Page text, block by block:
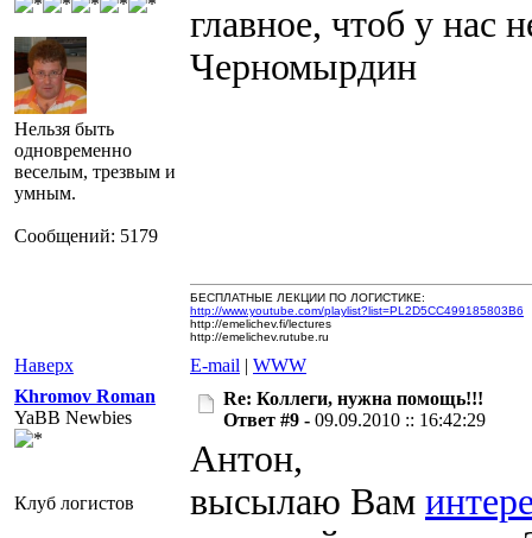
Нельзя быть
одновременно
веселым, трезвым и
умным.
Сообщений: 5179
главное, чтоб у нас
Черномырдин
Наверх
БЕСПЛАТНЫЕ ЛЕКЦИИ ПО ЛОГИСТИКЕ:
http://www.youtube.com/playlist?list=PL2D5CC499185803B6
http://emelichev.fi/lectures
http://emelichev.rutube.ru
E-mail | WWW
Khromov Roman
YaBB Newbies
Клуб логистов
Re: Коллеги, нужна помощь!!!
Ответ #9 - 09.09.2010 :: 16:42:29
Антон,
высылаю Вам